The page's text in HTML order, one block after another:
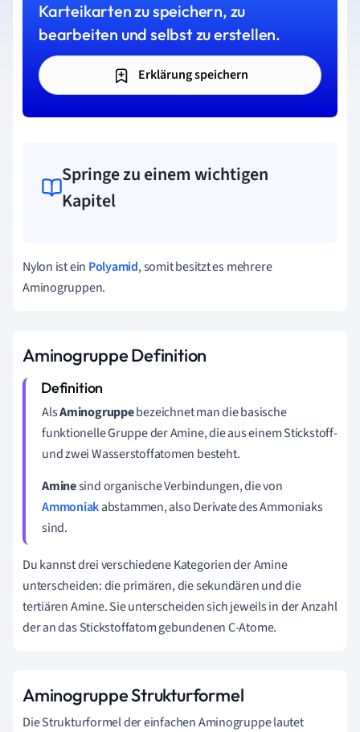
Karteikarten zu speichern, zu
bearbeiten und selbst zu erstellen.
Erklärung speichern
Springe zu einem wichtigen
Kapitel
Nylon ist ein Polyamid, somit besitzt es mehrere
Aminogruppen.
Aminogruppe Definition
AlsAminogruppebezeichnet man die basische
funktionelle Gruppe der Amine, die aus einem Stickstoff-
und zwei Wasserstoffatomen besteht.
Aminesind organische Verbindungen, die von
Ammoniakabstammen, also Derivate des Ammoniaks
sind.
Du kannst drei verschiedene Kategorien der Amine
unterscheiden: die primären, die sekundären und die
tertiären Amine. Sie unterscheiden sich jeweils in der Anzahl
der an das Stickstoffatom gebundenen C-Atome.
Aminogruppe Strukturformel
Die Strukturformel der einfachen Aminogruppe lautet